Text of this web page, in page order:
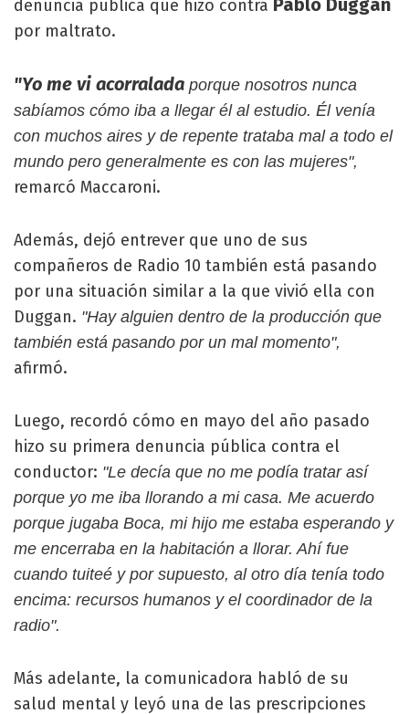
denuncia pública que hizo contra
por maltrato.
"Yo me vi acorralada porque nosotros nunca
sabíamos cómo iba a llegar él al estudio. Él venía
con muchos aires y de repente trataba mal a todo el
mundo pero generalmente es con las mujeres",
remarcó Maccaroni.
Además, dejó entrever que uno de sus
compañeros de Radio 10 también está pasando
por una situación similar a la que vivió ella con
Duggan. "Hay alguien dentro de la producción que
también está pasando por un mal momento",
afirmó.
Luego, recordó cómo en mayo del año pasado
hizo su primera denuncia pública contra el
conductor: "Le decía que no me podía tratar así
porque yo me iba llorando a mi casa. Me acuerdo
porque jugaba Boca, mi hijo me estaba esperando y
me encerraba en la habitación a llorar. Ahí fue
cuando tuiteé y por supuesto, al otro día tenía todo
encima: recursos humanos y el coordinador de la
radio".
Más adelante, la comunicadora habló de su
salud mental y leyó una de las prescripciones